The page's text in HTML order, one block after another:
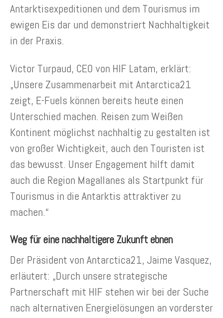
Antarktisexpeditionen und dem Tourismus im
ewigen Eis dar und demonstriert Nachhaltigkeit
in der Praxis.
Victor Turpaud, CEO von HIF Latam, erklärt:
„Unsere Zusammenarbeit mit Antarctica21
zeigt, E-Fuels können bereits heute einen
Unterschied machen. Reisen zum Weißen
Kontinent möglichst nachhaltig zu gestalten ist
von großer Wichtigkeit, auch den Touristen ist
das bewusst. Unser Engagement hilft damit
auch die Region Magallanes als Startpunkt für
Tourismus in die Antarktis attraktiver zu
machen.“
Weg für eine nachhaltigere Zukunft ebnen
Der Präsident von Antarctica21, Jaime Vasquez,
erläutert: „Durch unsere strategische
Partnerschaft mit HIF stehen wir bei der Suche
nach alternativen Energielösungen an vorderster